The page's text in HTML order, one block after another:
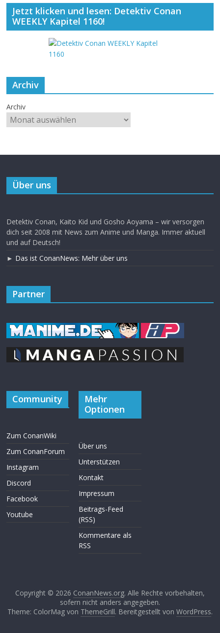
Jetzt klicken und lesen: Detektiv Conan
WEEKLY Kapitel 1160!
Archiv
Archiv
Über uns
Detektiv Conan, Kaito Kid und Gosho Aoyama – wir versorgen
dich seit 2008 mit News zum Anime und Manga. Immer aktuell
und auf Deutsch!
► Das ist ConanNews: Mehr über uns
Partner
Community
Zum ConanWiki
Zum ConanForum
Instagram
Discord
Facebook
Youtube
Mehr
Optionen
Über uns
Unterstützen
Kontakt
Impressum
Beitrags-Feed
(RSS)
Kommentare als
RSS
Copyright © 2026 ConanNews.org. Alle Rechte vorbehalten,
sofern nicht anders angegeben.
Theme: ColorMag von ThemeGrill. Bereitgestellt von WordPress.